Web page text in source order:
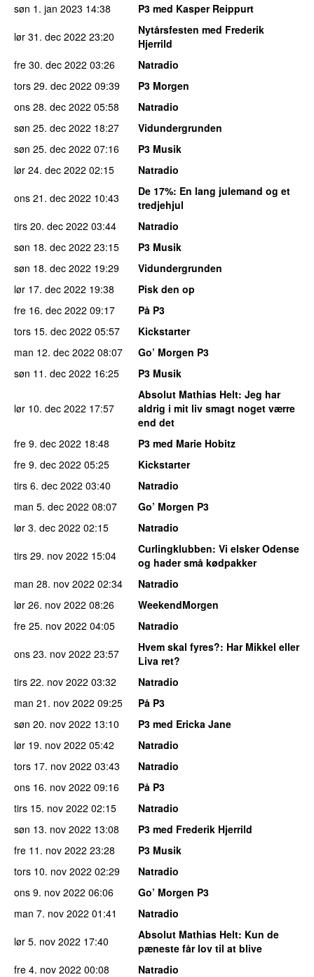
søn 1. jan 2023 14:38
P3 med Kasper Reippurt
lør 31. dec 2022 23:20
Nytårsfesten med Frederik
Hjerrild
fre 30. dec 2022 03:26
Natradio
tors 29. dec 2022 09:39
P3 Morgen
ons 28. dec 2022 05:58
Natradio
søn 25. dec 2022 18:27
Vidundergrunden
søn 25. dec 2022 07:16
P3 Musik
lør 24. dec 2022 02:15
Natradio
ons 21. dec 2022 10:43 De 17%: En lang julemand og et
tredjehjul
tirs 20. dec 2022 03:44
Natradio
søn 18. dec 2022 23:15
P3 Musik
søn 18. dec 2022 19:29
Vidundergrunden
lør 17. dec 2022 19:38
Pisk den op
fre 16. dec 2022 09:17
På P3
tors 15. dec 2022 05:57
Kickstarter
man 12. dec 2022 08:07
Go’ Morgen P3
søn 11. dec 2022 16:25 P3 Musik
lør 10. dec 2022 17:57
Absolut Mathias Helt: Jeg har
aldrig i mit liv smagt noget værre
end det
fre 9. dec 2022 18:48
P3 med Marie Hobitz
fre 9. dec 2022 05:25
Kickstarter
tirs 6. dec 2022 03:40
Natradio
man 5. dec 2022 08:07
Go’ Morgen P3
lør 3. dec 2022 02:15
Natradio
tirs 29. nov 2022 15:04 Curlingklubben: Vi elsker Odense
og hader små kødpakker
man 28. nov 2022 02:34
Natradio
lør 26. nov 2022 08:26
WeekendMorgen
fre 25. nov 2022 04:05
Natradio
ons 23. nov 2022 23:57 Hvem skal fyres?: Har Mikkel eller
Liva ret?
tirs 22. nov 2022 03:32
Natradio
man 21. nov 2022 09:25
På P3
søn 20. nov 2022 13:10
P3 med Ericka Jane
lør 19. nov 2022 05:42
Natradio
tors 17. nov 2022 03:43
Natradio
ons 16. nov 2022 09:16
På P3
tirs 15. nov 2022 02:15
Natradio
søn 13. nov 2022 13:08
P3 med Frederik Hjerrild
fre 11. nov 2022 23:28
P3 Musik
tors 10. nov 2022 02:29
Natradio
ons 9. nov 2022 06:06
Go’ Morgen P3
man 7. nov 2022 01:41
Natradio
lør 5. nov 2022 17:40 Absolut Mathias Helt: Kun de
pæneste får lov til at blive
fre 4. nov 2022 00:08
Natradio